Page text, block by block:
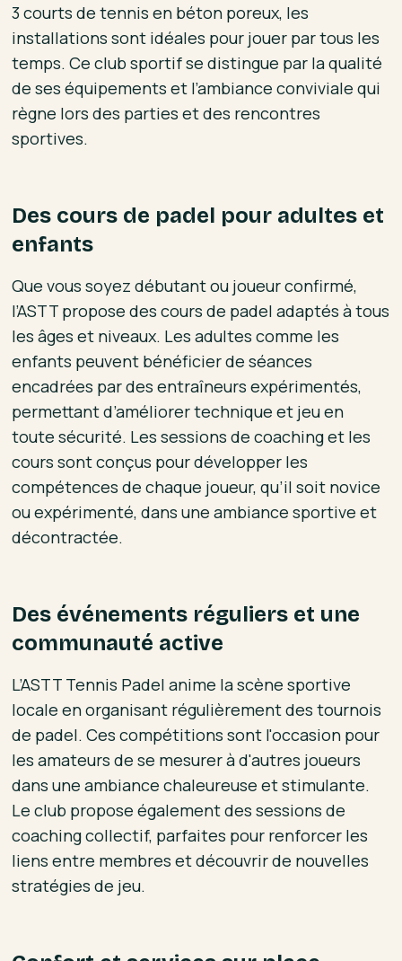
3 courts de tennis en béton poreux, les
installations sont idéales pour jouer par tous les
temps. Ce club sportif se distingue par la qualité
de ses équipements et l’ambiance conviviale qui
règne lors des parties et des rencontres
sportives.
Des cours de padel pour adultes et
enfants
Que vous soyez débutant ou joueur confirmé,
l’ASTT propose des cours de padel adaptés à tous
les âges et niveaux. Les adultes comme les
enfants peuvent bénéficier de séances
encadrées par des entraîneurs expérimentés,
permettant d’améliorer technique et jeu en
toute sécurité. Les sessions de coaching et les
cours sont conçus pour développer les
compétences de chaque joueur, qu’il soit novice
ou expérimenté, dans une ambiance sportive et
décontractée.
Des événements réguliers et une
communauté active
L’ASTT Tennis Padel anime la scène sportive
locale en organisant régulièrement des tournois
de padel. Ces compétitions sont l'occasion pour
les amateurs de se mesurer à d'autres joueurs
dans une ambiance chaleureuse et stimulante.
Le club propose également des sessions de
coaching collectif, parfaites pour renforcer les
liens entre membres et découvrir de nouvelles
stratégies de jeu.